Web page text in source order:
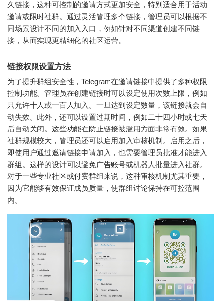
久链接，这种可控制的邀请方式更加安全，特别适合用于活动
邀请或限时社群。通过灵活管理多个链接，管理员可以根据不
同场景设计不同的加入入口，例如针对不同渠道创建不同链
接，从而实现更精细化的社区运营。
链接权限设置方法
为了提升群组安全性，Telegram在邀请链接中提供了多种权限
控制功能。管理员在创建链接时可以设定使用次数上限，例如
只允许十人或一百人加入。一旦达到设定数量，该链接就会自
动失效。此外，还可以设置过期时间，例如二十四小时或七天
后自动关闭。这些功能在防止链接被滥用方面非常有效。如果
社群规模较大，管理员还可以启用加入审核机制。启用之后，
即使用户通过邀请链接申请加入，也需要管理员批准才能进入
群组。这样的设计可以避免广告账号或机器人批量进入社群。
对于一些专业社区或付费群组来说，这种审核机制尤其重要，
因为它能够有效保证成员质量，使群组讨论保持在可控范围
内。